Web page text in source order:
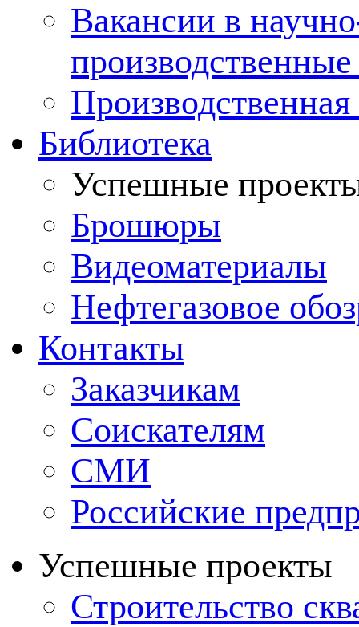
Вакансии в
Производственная
Библиотека
Успешные
Брошюры
Видеоматериалы
Нефтегазовое
Контакты
Заказчикам
Соискателям
СМИ
Российские
Успешные проекты
Строительство